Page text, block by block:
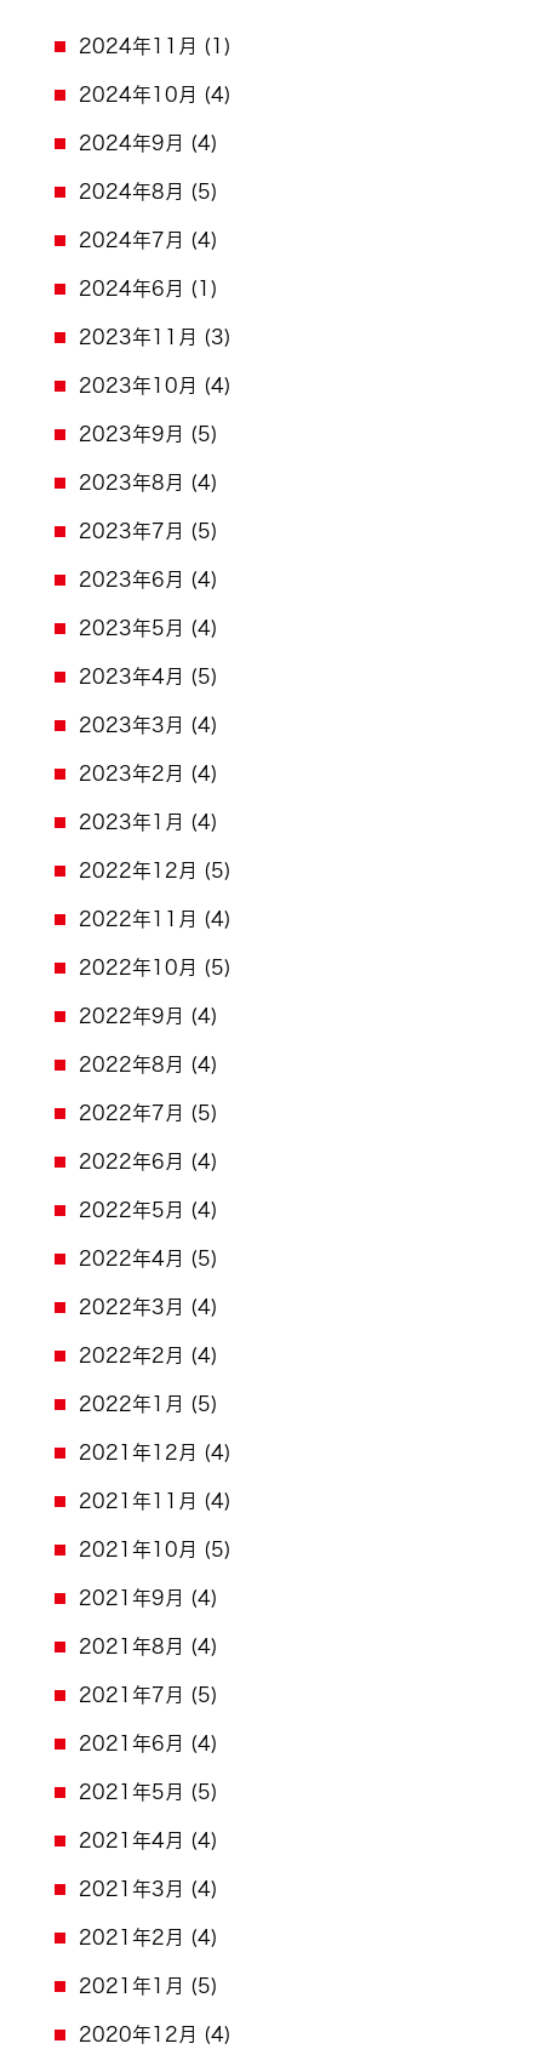
2024年11月 (1)
2024年10月 (4)
2024年9月 (4)
2024年8月 (5)
2024年7月 (4)
2024年6月 (1)
2023年11月 (3)
2023年10月 (4)
2023年9月 (5)
2023年8月 (4)
2023年7月 (5)
2023年6月 (4)
2023年5月 (4)
2023年4月 (5)
2023年3月 (4)
2023年2月 (4)
2023年1月 (4)
2022年12月 (5)
2022年11月 (4)
2022年10月 (5)
2022年9月 (4)
2022年8月 (4)
2022年7月 (5)
2022年6月 (4)
2022年5月 (4)
2022年4月 (5)
2022年3月 (4)
2022年2月 (4)
2022年1月 (5)
2021年12月 (4)
2021年11月 (4)
2021年10月 (5)
2021年9月 (4)
2021年8月 (4)
2021年7月 (5)
2021年6月 (4)
2021年5月 (5)
2021年4月 (4)
2021年3月 (4)
2021年2月 (4)
2021年1月 (5)
2020年12月 (4)